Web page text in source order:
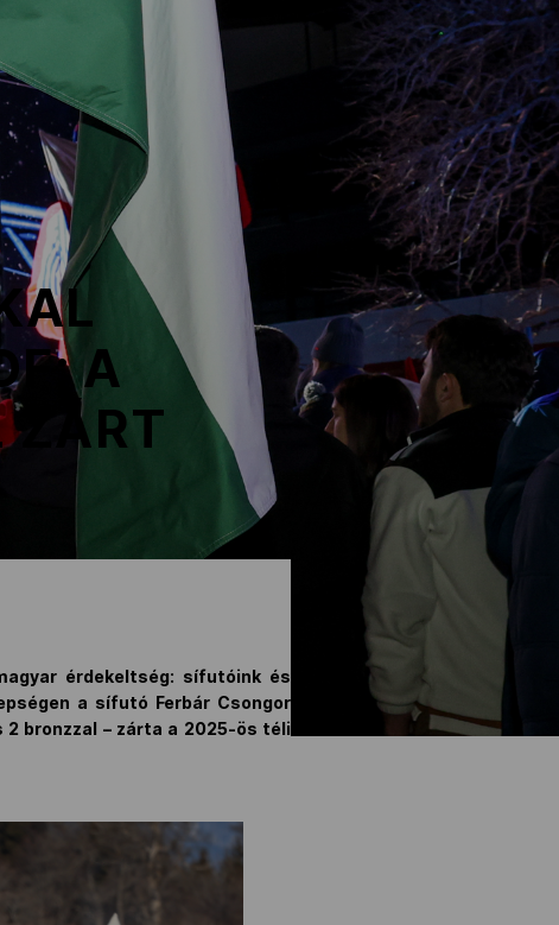
A
ZÁRT
érdekeltség: sífutóink és
a sífutó Ferbár Csongor
2 bronzzal – zárta a 2025-ös téli